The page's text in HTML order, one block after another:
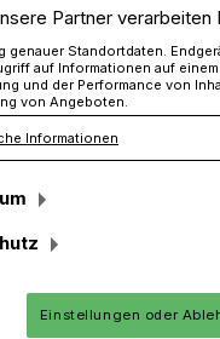
nächsten
18 Uhr im
und
des
Partner
genauer Standortdaten.
auf Informationen auf
und der Performance von
von Angeboten.
Informationen
Einstellungen oder